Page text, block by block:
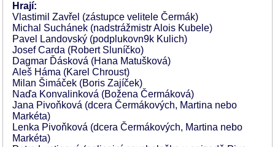
Hrají:
Vlastimil Zavřel (zástupce velitele Čermák)
Michal Suchánek (nadstrážmistr Alois Kubele)
Pavel Landovský (podplukovn9k Kulich)
Josef Carda (Robert Sluníčko)
Dagmar Ďásková (Hana Matušková)
Aleš Háma (Karel Chroust)
Milan Šimáček (Boris Zajíček)
Naďa Konvalinková (Božena Čermáková)
Jana Pivoňková (dcera Čermákových, Martina nebo
Markéta)
Lenka Pivoňková (dcera Čermákových, Martina nebo
Markéta)